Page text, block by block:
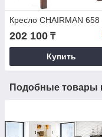
Кресло CHAIRMAN 658
202 100 ₸
Купить
Подобные товары